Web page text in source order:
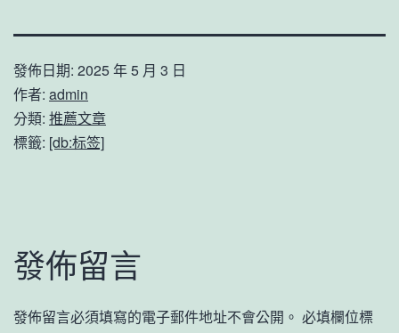
發佈日期: 2025 年 5 月 3 日
作者: admin
分類: 推薦文章
標籤: [db:标签]
發佈留言
發佈留言必須填寫的電子郵件地址不會公開。 必填欄位標